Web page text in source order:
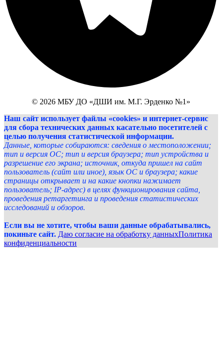
© 2026 МБУ ДО «ДШИ им. М.Г. Эрденко №1»
Наш сайт использует файлы «cookies» и интернет-сервис
для сбора технических данных касательно посетителей с
целью получения статистической информации.
Данные, которые собираются: сведения о местоположении;
тип и версия ОС; тип и версия браузера; тип устройства и
разрешение его экрана; источник, откуда пришел на сайт
пользователь (сайт или иное), язык ОС и браузера; какие
страницы открывает и на какие кнопки нажимает
пользователь; IP-адрес) в целях функционирования сайта,
проведения ретаргетинга и проведения статистических
исследований и обзоров.
Если вы не хотите, чтобы ваши данные обрабатывались,
покиньте сайт. Даю согласие на обработку данныхПолитика
конфиденциальности